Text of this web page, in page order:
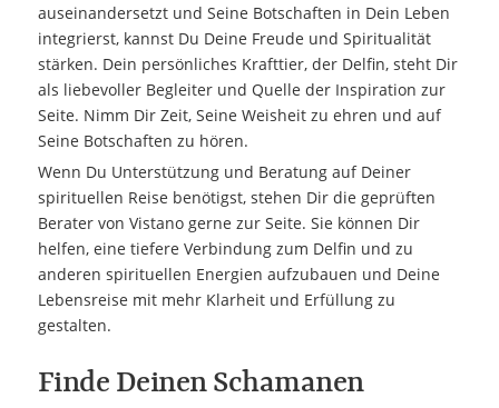
auseinandersetzt und Seine Botschaften in Dein Leben
integrierst, kannst Du Deine Freude und Spiritualität
stärken. Dein persönliches Krafttier, der Delfin, steht Dir
als liebevoller Begleiter und Quelle der Inspiration zur
Seite. Nimm Dir Zeit, Seine Weisheit zu ehren und auf
Seine Botschaften zu hören.
Wenn Du Unterstützung und Beratung auf Deiner
spirituellen Reise benötigst, stehen Dir die geprüften
Berater von Vistano gerne zur Seite. Sie können Dir
helfen, eine tiefere Verbindung zum Delfin und zu
anderen spirituellen Energien aufzubauen und Deine
Lebensreise mit mehr Klarheit und Erfüllung zu
gestalten.
Finde Deinen Schamanen